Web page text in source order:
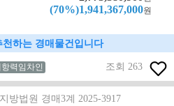
(70%)1,941,367,000원
하는 경매물건입니다
력임차인 조회 263
방법원 경매3계 2025-3917